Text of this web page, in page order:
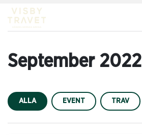
September 2022
ALLA EVENT TRAV